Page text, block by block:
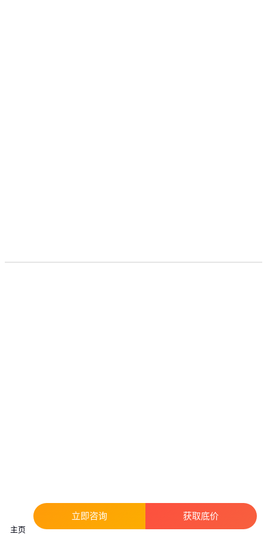
主页
立即咨询 获取底价